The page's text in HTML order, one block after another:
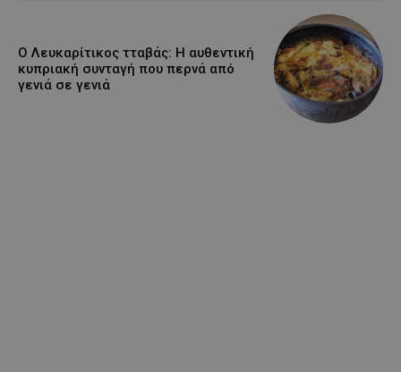
Ο Λευκαρίτικος τταβάς: Η αυθεντική
κυπριακή συνταγή που περνά από
γενιά σε γενιά